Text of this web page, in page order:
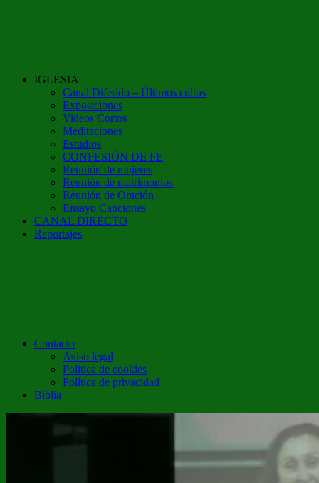
IGLESIA
Canal Diferido – Últimos cultos
Exposiciones
Videos Cortos
Meditaciones
Estudios
CONFESIÓN DE FE
Reunión de mujeres
Reunión de matrimonios
Reunión de Oración
Ensayo Canciones
CANAL DIRECTO
Reportajes
Contacto
Aviso legal
Política de cookies
Política de privacidad
Biblia